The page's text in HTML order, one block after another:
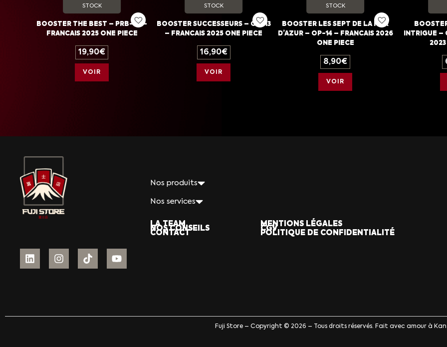
STOCK
BOOSTER THE BEST – PRB-01 –
FRANCAIS 2025 ONE PIECE
19,90€
VOIR
STOCK
BOOSTER SUCCESSEURS – OP-13
– FRANCAIS 2025 ONE PIECE
16,90€
VOIR
STOCK
BOOSTER LES SEPT DE LA MER
D’AZUR – OP-14 – FRANCAIS 2026
ONE PIECE
8,90€
VOIR
INTRIGUE
2023
Nos produits
Nos services
LA TEAM
NOS CONSEILS
CONTACT
MENTIONS LÉGALES
CGV
POLITIQUE DE CONFIDENTIALITÉ
Fuji Store – Copyright © 2026 – Tous droits réservés. Fait avec amour à